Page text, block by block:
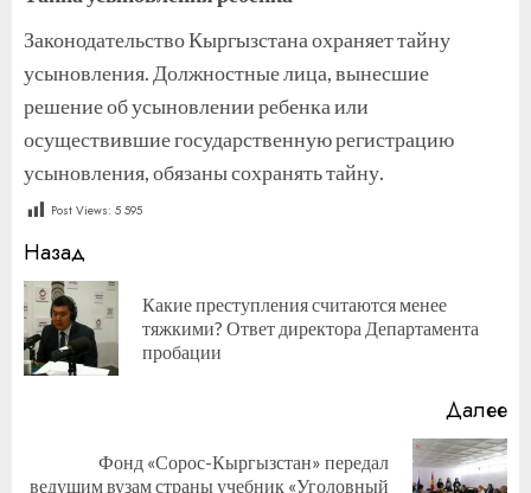
Законодательство Кыргызстана охраняет тайну
усыновления. Должностные лица, вынесшие
решение об усыновлении ребенка или
осуществившие государственную регистрацию
усыновления, обязаны сохранять тайну.
Post Views: 5 595
Продолжить
чтение
Назад
Какие преступления считаются менее
тяжкими? Ответ директора Департамента
пробации
Далее
Следующая
Фонд «Сорос-Кыргызстан» передал
ведущим вузам страны учебник «Уголовный